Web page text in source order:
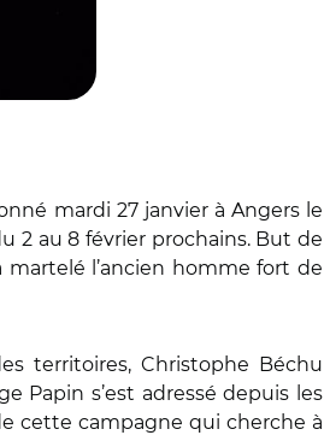
mardi 27 janvier à Angers le
2 au 8 février prochains. But de
martelé l’ancien homme fort de
territoires, Christophe Béchu
Papin s’est adressé depuis les
cette campagne qui cherche à